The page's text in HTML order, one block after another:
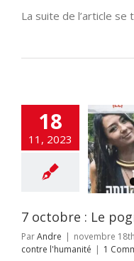
La suite de l’article se
18
11, 2023
: Le pogrom
ACTUALITES
7 octobre : Le
ParAndre | novembre
contre l'humanité | 1